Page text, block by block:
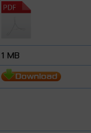
1 MB